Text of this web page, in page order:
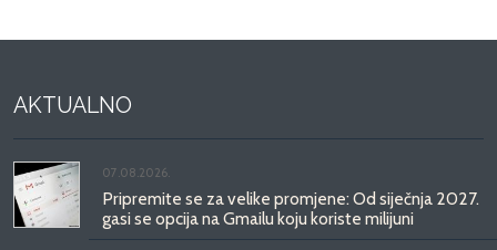
AKTUALNO
07.08.2026.
Pripremite se za velike promjene: Od siječnja 2027.
gasi se opcija na Gmailu koju koriste milijuni